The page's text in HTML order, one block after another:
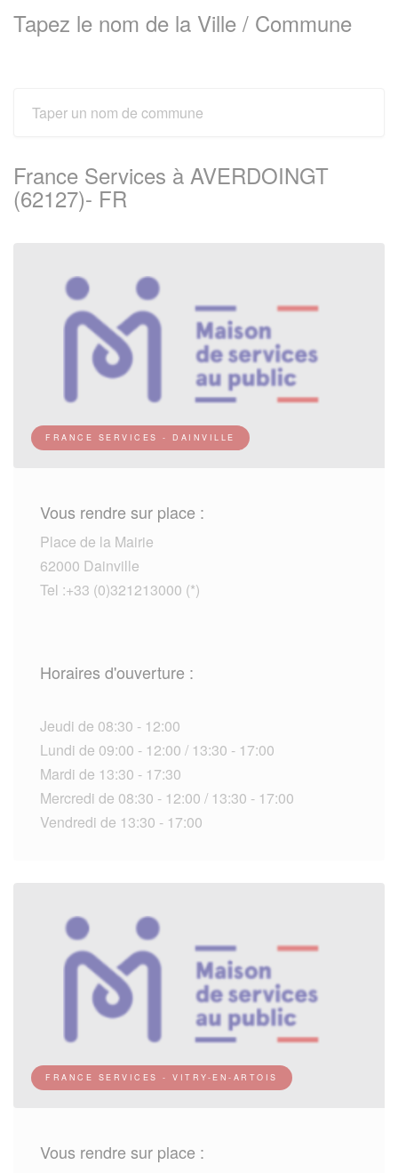
Tapez le nom de la Ville / Commune
France Services à AVERDOINGT
(62127)- FR
FRANCE SERVICES - DAINVILLE
Vous rendre sur place :
Place de la Mairie
62000 Dainville
Tel :+33 (0)321213000 (*)
Horaires d'ouverture :
Jeudi de 08:30 - 12:00
Lundi de 09:00 - 12:00 / 13:30 - 17:00
Mardi de 13:30 - 17:30
Mercredi de 08:30 - 12:00 / 13:30 - 17:00
Vendredi de 13:30 - 17:00
FRANCE SERVICES - VITRY-EN-ARTOIS
Vous rendre sur place :